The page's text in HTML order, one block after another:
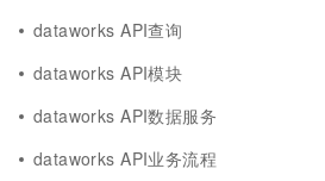
dataworks API查询
dataworks API模块
dataworks API数据服务
dataworks API业务流程